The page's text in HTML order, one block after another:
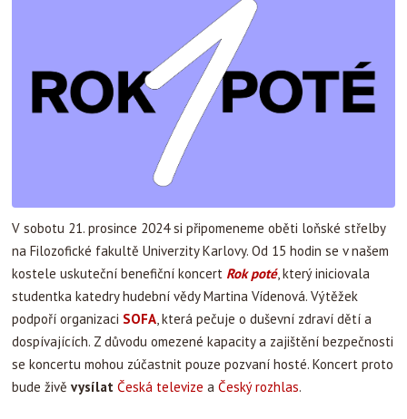
V sobotu 21. prosince 2024 si připomeneme oběti loňské střelby
na Filozofické fakultě Univerzity Karlovy. Od 15 hodin se v našem
kostele uskuteční benefiční koncert Rok poté, který iniciovala
studentka katedry hudební vědy Martina Vídenová. Výtěžek
podpoří organizaci SOFA, která pečuje o duševní zdraví dětí a
dospívajících. Z důvodu omezené kapacity a zajištění bezpečnosti
se koncertu mohou zúčastnit pouze pozvaní hosté. Koncert proto
bude živě vysílat Česká televize a Český rozhlas.